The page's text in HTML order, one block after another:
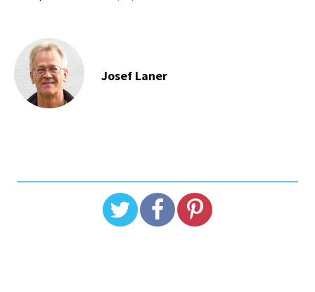
Josef Laner